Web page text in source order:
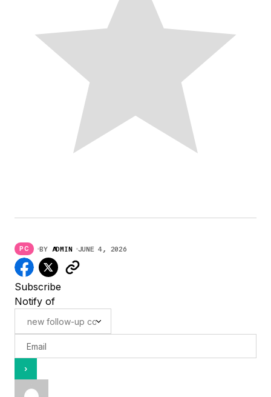
PC BY ADMIN JUNE 4, 2026
Subscribe
Notify of